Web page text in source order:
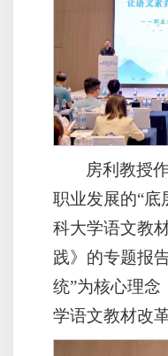
房利教授
职业发展的“
科大学语文教
践》的专题报
统”为核心理念
学语文教材改